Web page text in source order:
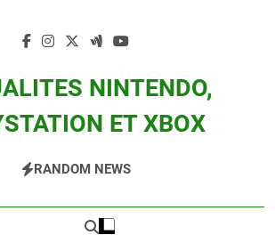
NINTENDO,
ET XBOX
Splatoon, Pokemon Entre Autres
RANDOM NEWS